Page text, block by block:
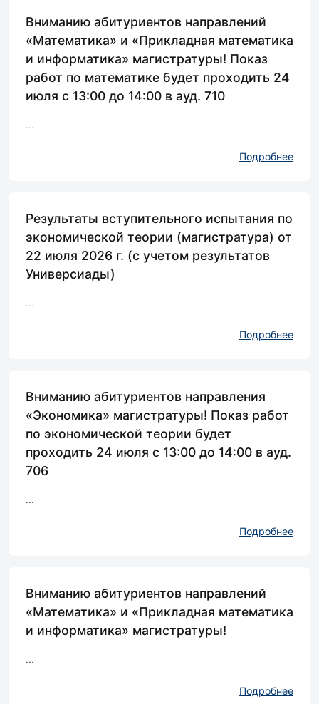
Вниманию абитуриентов направлений
«Математика» и «Прикладная математика
и информатика» магистратуры! Показ
работ по математике будет проходить 24
июля с 13:00 до 14:00 в ауд. 710
...
Подробнее
Результаты вступительного испытания по
экономической теории (магистратура) от
22 июля 2026 г. (с учетом результатов
Универсиады)
...
Подробнее
Вниманию абитуриентов направления
«Экономика» магистратуры! Показ работ
по экономической теории будет
проходить 24 июля с 13:00 до 14:00 в ауд.
706
...
Подробнее
Вниманию абитуриентов направлений
«Математика» и «Прикладная математика
и информатика» магистратуры!
...
Подробнее